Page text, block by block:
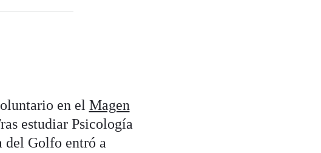
en el Magen
estudiar Psicología
del Golfo entró a